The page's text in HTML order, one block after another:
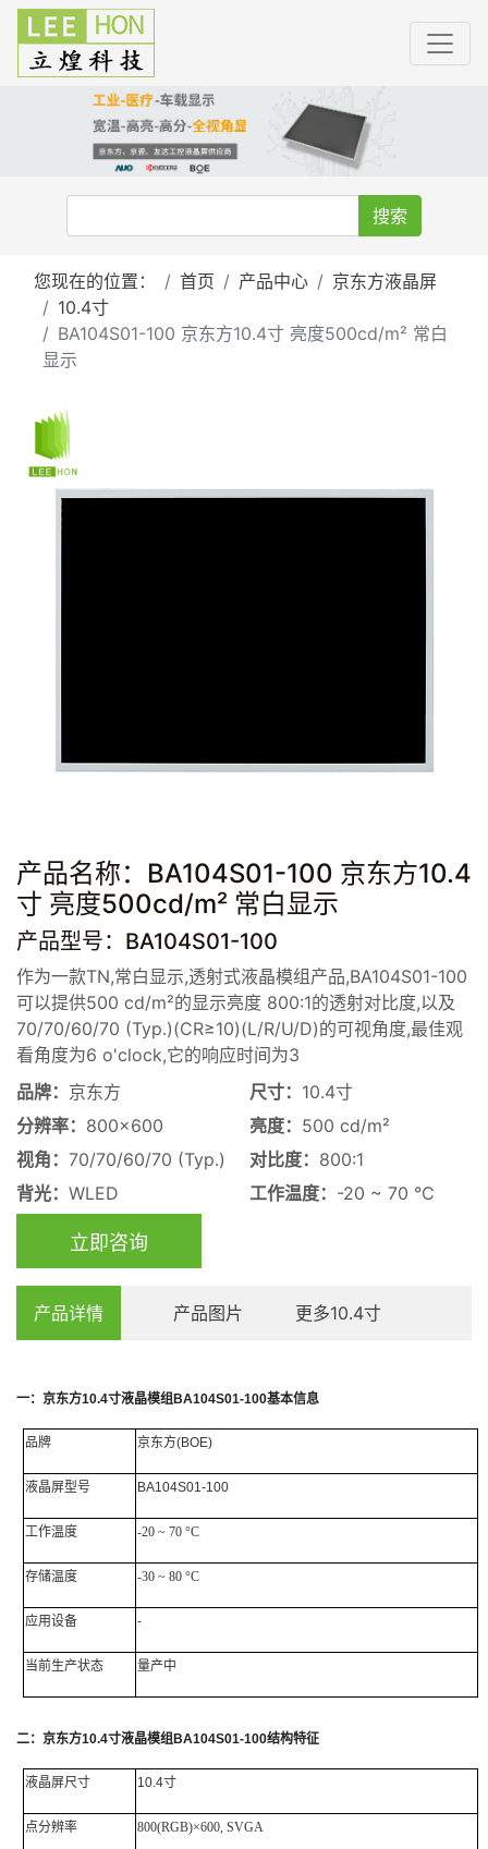
搜索
您现在的位置： 首页 产品中心
京东方液晶屏
10.4寸
BA104S01-100 京东方10.4寸 亮度500cd/m² 常白
显示
产品名称：BA104S01-100 京东方10.4
寸 亮度500cd/m² 常白显示
产品型号：BA104S01-100
作为一款TN,常白显示,透射式液晶模组产品,BA104S01-100
可以提供500 cd/m²的显示亮度 800:1的透射对比度,以及
70/70/60/70 (Typ.)(CR≥10)(L/R/U/D)的可视角度,最佳观
看角度为6 o'clock,它的响应时间为3
品牌： 京东方 尺寸： 10.4寸
分辨率： 800×600 亮度： 500 cd/m²
视角： 70/70/60/70 (Typ.) 对比度： 800:1
背光： WLED 工作温度： -20 ~ 70 °C
立即咨询
产品详情 产品图片 更多10.4寸
一： 京东方10.4寸液晶模组BA104S01-100基本信息
品牌 京东方(BOE)
液晶屏型号 BA104S01-100
工作温度 -20 ~ 70 °C
存储温度 -30 ~ 80 °C
应用设备 -
当前生产状态 量产中
二： 京东方10.4寸液晶模组BA104S01-100结构特征
液晶屏尺寸 10.4寸
点分辨率 800(RGB)×600, SVGA